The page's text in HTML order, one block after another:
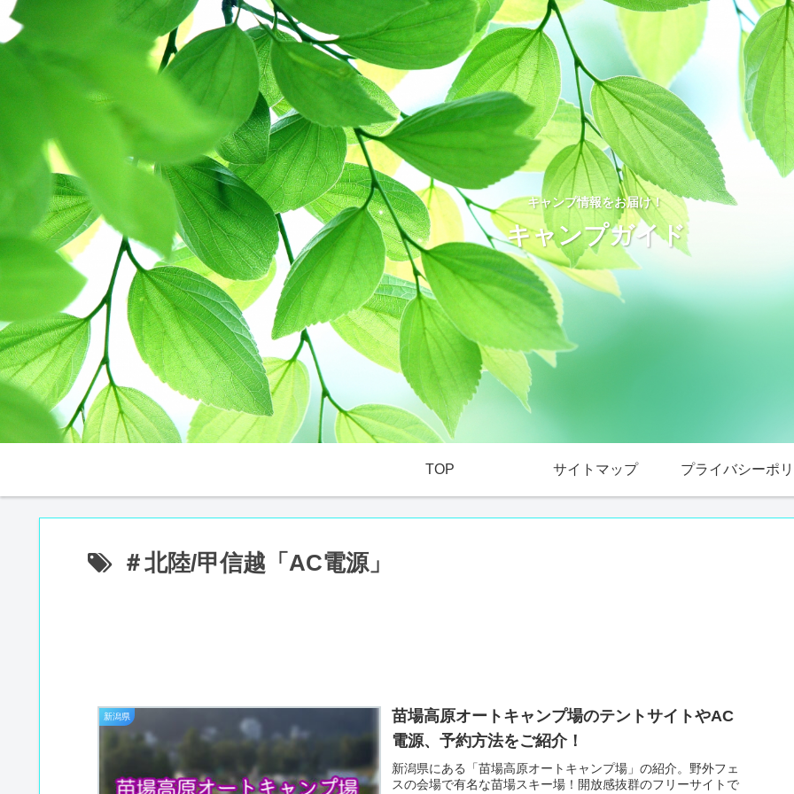
キャンプ情報をお届け！
キャンプガイド
TOP サイトマップ プライバシーポ
＃北陸/甲信越「AC電源」
新潟県
苗場高原オートキャンプ場のテントサイトやAC
電源、予約方法をご紹介！
新潟県にある「苗場高原オートキャンプ場」の紹介。野外フェ
スの会場で有名な苗場スキー場！開放感抜群のフリーサイトで